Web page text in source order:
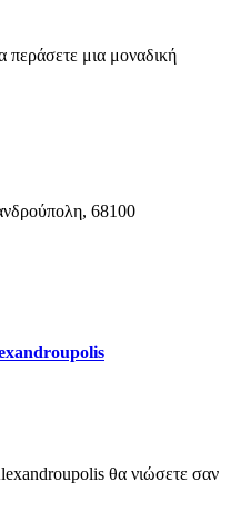
περάσετε μια μοναδική
68100
θα νιώσετε σαν